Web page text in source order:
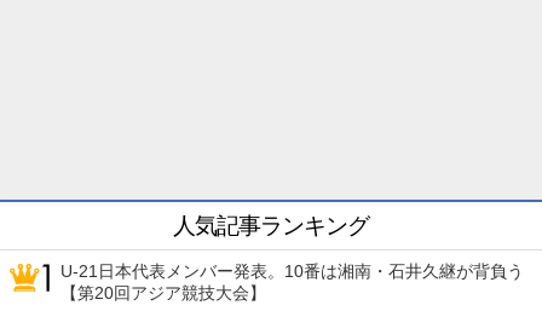
人気記事ランキング
U-21日本代表メンバー発表。10番は湘南・石井久継が背負う
【第20回アジア競技大会】